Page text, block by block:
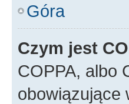
Góra
Czym jest
COPPA, albo
obowiązujące